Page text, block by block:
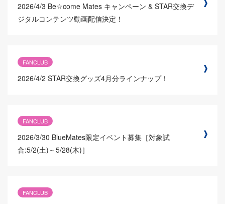
2026/4/3 Be☆come Mates キャンペーン & STAR交換デ
ジタルコンテンツ動画配信決定！
FANCLUB
2026/4/2 STAR交換グッズ4月分ラインナップ！
FANCLUB
2026/3/30 BlueMates限定イベント募集［対象試
合:5/2(土)～5/28(木)］
FANCLUB